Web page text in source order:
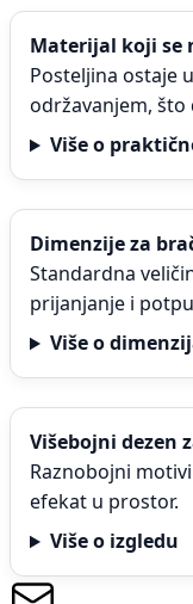
Materijal koji se
Posteljina ostaje
održavanjem, što
Više o
Dimenzije za
Standardna
prijanjanje i
Više o
Višebojni dezen
Raznobojni
efekat u prostor.
Više o izgledu